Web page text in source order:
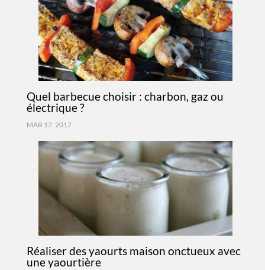
Quel barbecue choisir : charbon, gaz ou
électrique ?
MAR 17, 2017
Réaliser des yaourts maison onctueux avec
une yaourtière